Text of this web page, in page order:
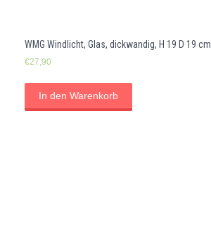
WMG Windlicht, Glas, dickwandig, H 19 D 19 cm
€27,90
In den Warenkorb